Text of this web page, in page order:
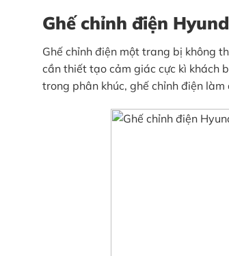
Ghế chỉnh điện
Ghế chỉnh điện một trang bị không
cần thiết tạo cảm giác cực kì khách
trong phân khúc, ghế chỉnh điện